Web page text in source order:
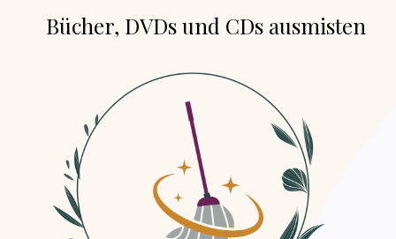
Bücher, DVDs und CDs ausmisten